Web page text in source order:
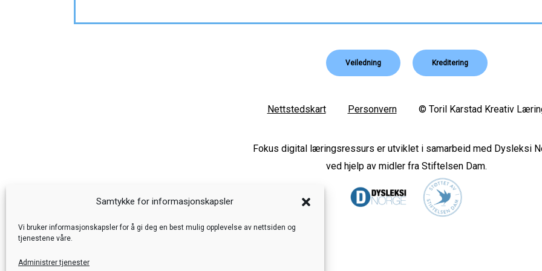
Samtykke for informasjonskapsler
Vi bruker informasjonskapsler for å gi deg en best mulig opplevelse av nettsiden og
tjenestene våre.
Administrer tjenester
Veiledning Kreditering
Nettstedskart Personvern© Toril Karstad Kreativ
Fokus digital læringsressurs er utviklet i samarbeid med Dysleksi
ved hjelp av midler fra Stiftelsen Dam.